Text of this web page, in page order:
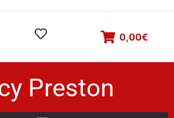
0,00€
Preston